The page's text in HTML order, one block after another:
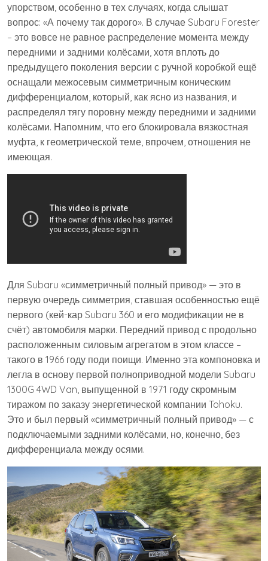
упорством, особенно в тех случаях, когда слышат
вопрос: «А почему так дорого». В случае Subaru Forester
– это вовсе не равное распределение момента между
передними и задними колёсами, хотя вплоть до
предыдущего поколения версии с ручной коробкой ещё
оснащали межосевым симметричным коническим
дифференциалом, который, как ясно из названия, и
распределял тягу поровну между передними и задними
колёсами. Напомним, что его блокировала вязкостная
муфта, к геометрической теме, впрочем, отношения не
имеющая.
Для Subaru «симметричный полный привод» — это в
первую очередь симметрия, ставшая особенностью ещё
первого (кей-кар Subaru 360 и его модификации не в
счёт) автомобиля марки. Передний привод с продольно
расположенным силовым агрегатом в этом классе –
такого в 1966 году поди поищи. Именно эта компоновка и
легла в основу первой полноприводной модели Subaru
1300G 4WD Van, выпущенной в 1971 году скромным
тиражом по заказу энергетической компании Tohoku.
Это и был первый «симметричный полный привод» — с
подключаемыми задними колёсами, но, конечно, без
дифференциала между осями.